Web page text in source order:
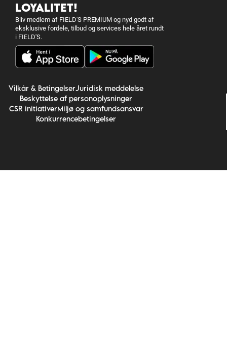
LOYALITET!
Bliv medlem af FIELD'S PREMIUM og nyd godt af
eksklusive fordele, tilbud og services hele året rundt
i FIELD'S.
Vilkår & BetingelserJuridisk meddelelse
Beskyttelse af personoplysninger
CSR initiativerMiljø og samfundsansvar
Konkurrencebetingelser